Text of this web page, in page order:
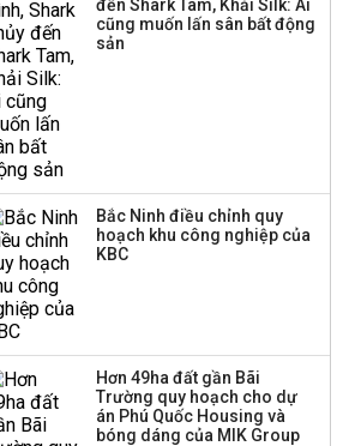
Thị trường thường
đến Shark Tam, Khải Silk: Ai
cũng muốn lấn sân bất động
sản
Bắc Ninh điều chỉnh quy
hoạch khu công nghiệp của
KBC
Hơn 49ha đất gần Bãi
Trường quy hoạch cho dự
án Phú Quốc Housing và
bóng dáng của MIK Group